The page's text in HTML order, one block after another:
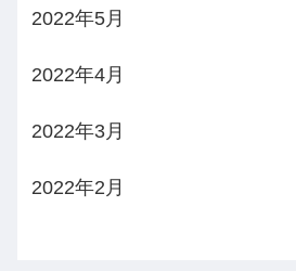
2022年5月
2022年4月
2022年3月
2022年2月